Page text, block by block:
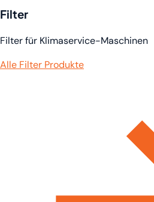
Filter
Filter für Klimaservice-Maschinen
Alle Filter Produkte